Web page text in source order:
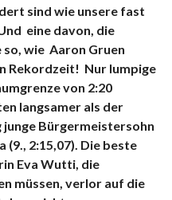
sind wie unsere fast
eine davon, die
wie Aaron Gruen
Rekordzeit! Nur lumpige
von 2:20
langsamer als der
Bürgermeistersohn
2:15,07). Die beste
Eva Wutti, die
müssen, verlor auf die